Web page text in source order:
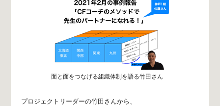
面と面をつなげる組織体制を語る竹田さん
プロジェクトリーダーの竹田さんから、